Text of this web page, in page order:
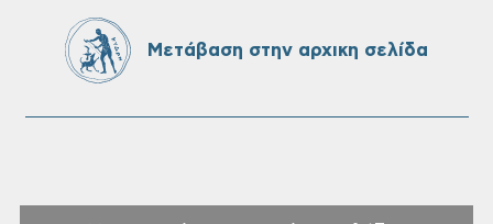
Μετάβαση στην αρχικη σελίδα